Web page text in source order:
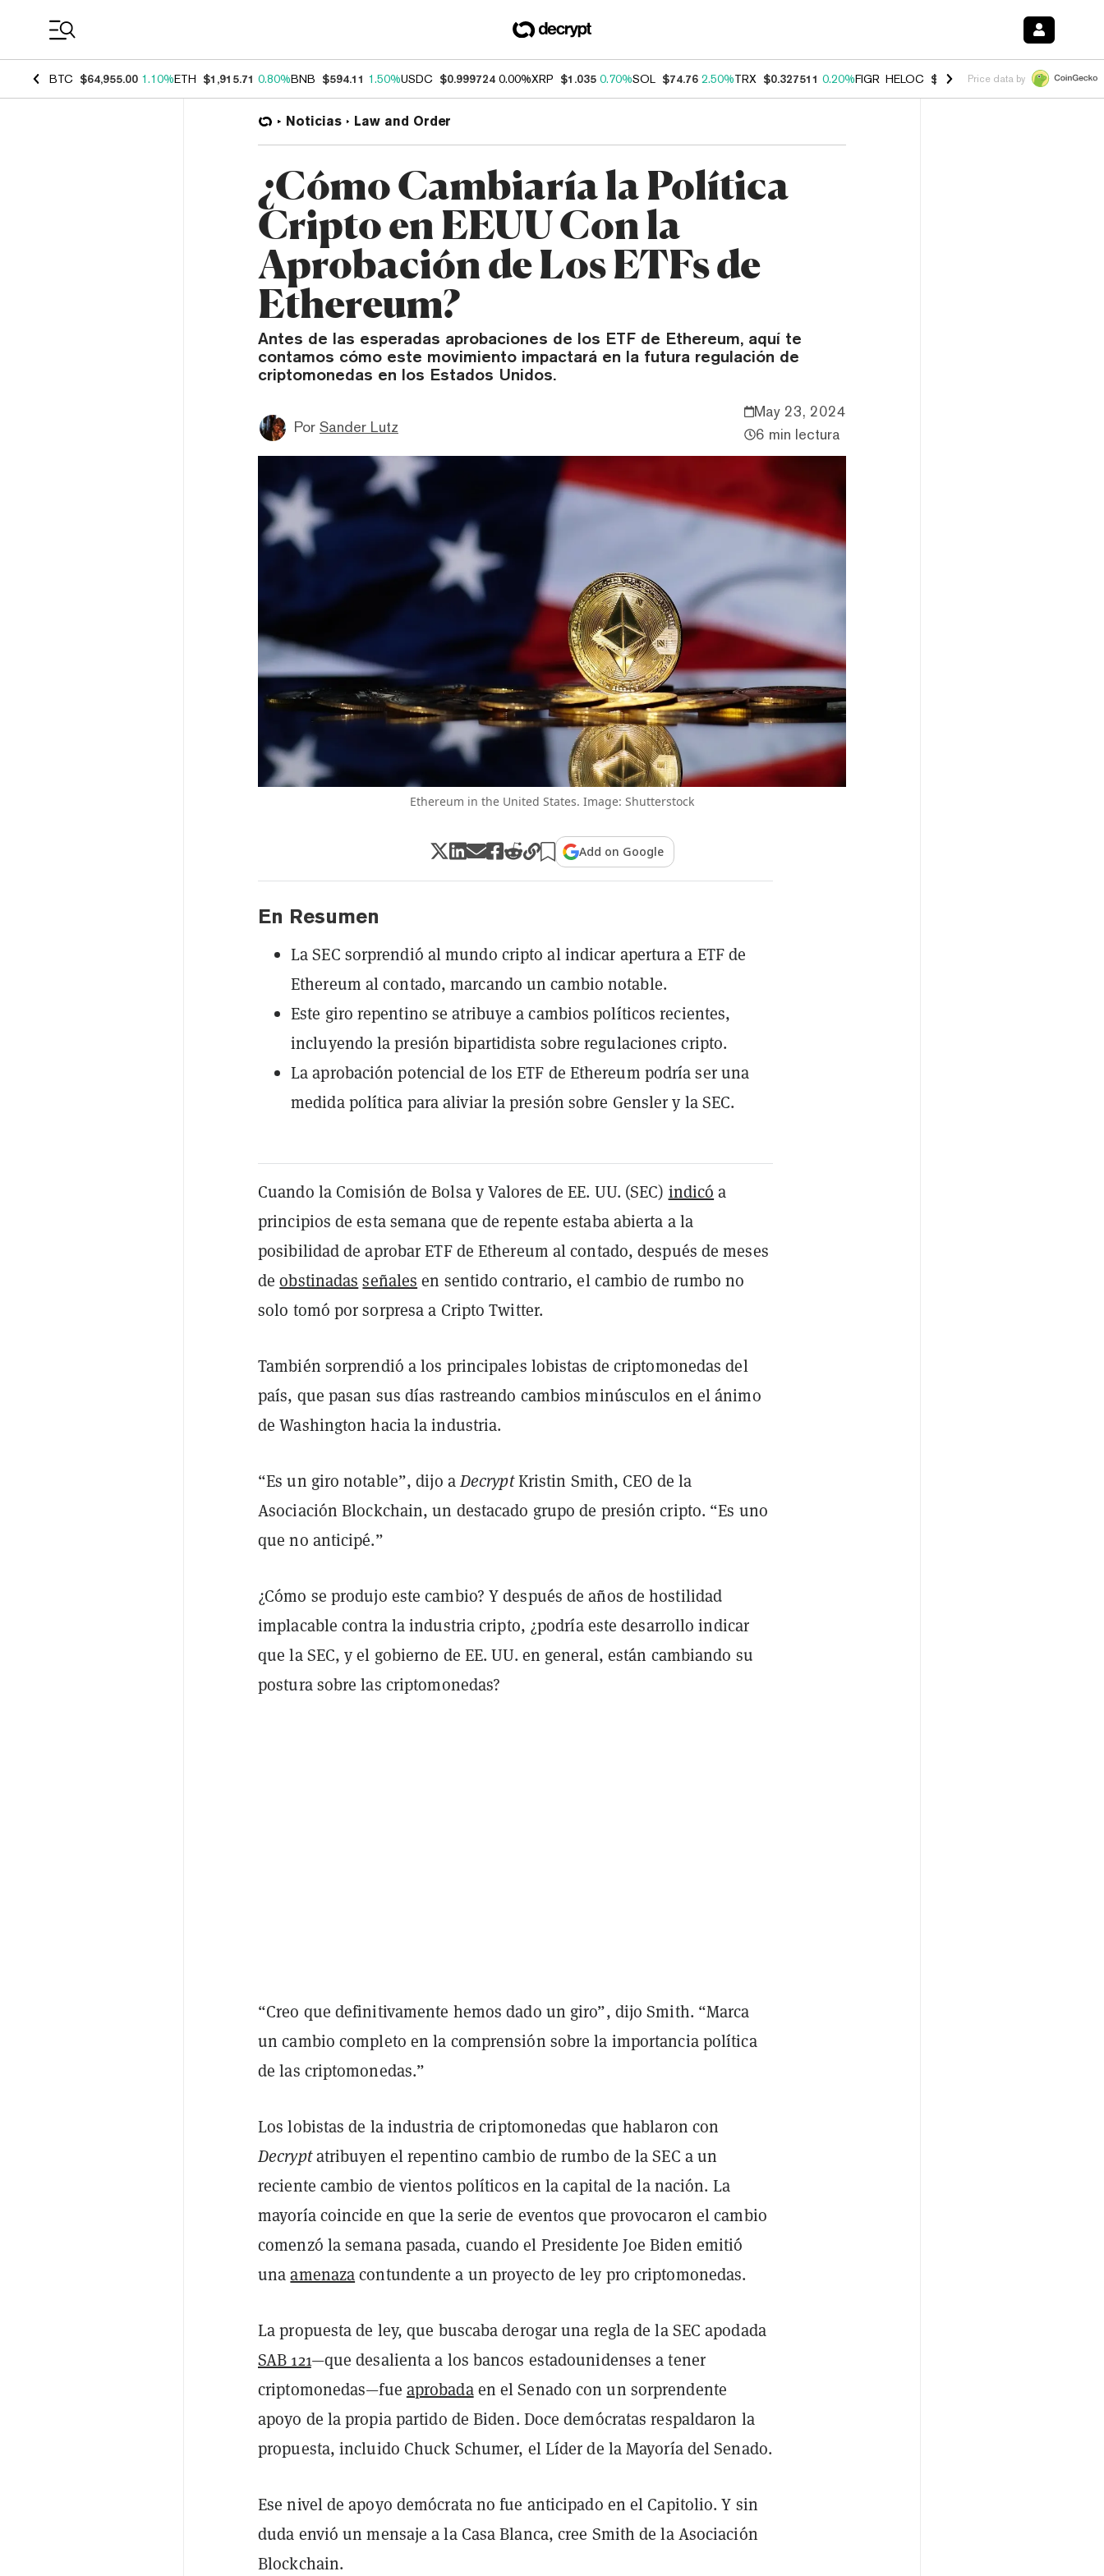
BTC $64,955.00 1.10%ETH $1,915.71 0.80%BNB $594.11 1.50%USDC $0.999724 0.00%XRP $1.035 0.70%SOL $74.76 2.50%TRX $0.327511 0.20%FIGR_HELOC $1.007 -2.70%HYPE $54.63 -
Price data by
Noticias Law and Order
¿Cómo Cambiaría la Política
Cripto en EEUU Con la
Aprobación de Los ETFs de
Ethereum?
Antes de las esperadas aprobaciones de los ETF de Ethereum, aquí te
contamos cómo este movimiento impactará en la futura regulación de
criptomonedas en los Estados Unidos.
Por Sander Lutz
May 23, 2024
6 min lectura
Ethereum in the United States. Image: Shutterstock
Add on Google
En Resumen
La SEC sorprendió al mundo cripto al indicar apertura a ETF de
Ethereum al contado, marcando un cambio notable.
Este giro repentino se atribuye a cambios políticos recientes,
incluyendo la presión bipartidista sobre regulaciones cripto.
La aprobación potencial de los ETF de Ethereum podría ser una
medida política para aliviar la presión sobre Gensler y la SEC.
Cuando la Comisión de Bolsa y Valores de EE. UU. (SEC) indicó a
principios de esta semana que de repente estaba abierta a la
posibilidad de aprobar ETF de Ethereum al contado, después de meses
deobstinadas señales en sentido contrario, el cambio de rumbo no
solo tomó por sorpresa a Cripto Twitter.
También sorprendió a los principales lobistas de criptomonedas del
país, que pasan sus días rastreando cambios minúsculos en el ánimo
de Washington hacia la industria.
“Es un giro notable”, dijo aDecryptKristin Smith, CEO de la
Asociación Blockchain, un destacado grupo de presión cripto. “Es uno
que no anticipé.”
¿Cómo se produjo este cambio? Y después de años de hostilidad
implacable contra la industria cripto, ¿podría este desarrollo indicar
que la SEC, y el gobierno de EE. UU. en general, están cambiando su
postura sobre las criptomonedas?
“Creo que definitivamente hemos dado un giro”, dijo Smith. “Marca
un cambio completo en la comprensión sobre la importancia política
de las criptomonedas.”
Los lobistas de la industria de criptomonedas que hablaron con
Decryptatribuyen el repentino cambio de rumbo de la SEC a un
reciente cambio de vientos políticos en la capital de la nación. La
mayoría coincide en que la serie de eventos que provocaron el cambio
comenzó la semana pasada, cuando el Presidente Joe Biden emitió
unaamenazacontundente a un proyecto de ley pro criptomonedas.
La propuesta de ley, que buscaba derogar una regla de la SEC apodada
SAB 121—que desalienta a los bancos estadounidenses a tener
criptomonedas—fue aprobadaen el Senado con un sorprendente
apoyo de la propia partido de Biden. Doce demócratas respaldaron la
propuesta, incluido Chuck Schumer, el Líder de la Mayoría del Senado.
Ese nivel de apoyo demócrata no fue anticipado en el Capitolio. Y sin
duda envió un mensaje a la Casa Blanca, cree Smith de la Asociación
Blockchain.